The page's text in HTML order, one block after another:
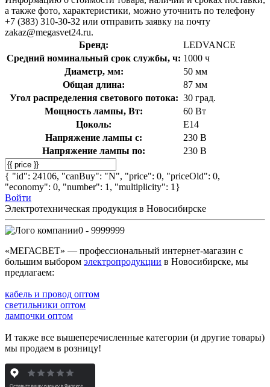
а также фото, характеристики, можно уточнить по телефону
+7 (383) 310-30-32 или отправить заявку на почту
zakaz@megasvet24.ru.
Бренд:
LEDVANCE
Средний номинальный срок службы, ч: 1000 ч
Диаметр, мм:
50 мм
Общая длина:
87 мм
Угол распределения светового потока: 30 град.
Мощность лампы, Вт:
60 Вт
Цоколь:
E14
Напряжение лампы с:
230 В
Напряжение лампы по:
230 В
{ "id": 24106, "canBuy": "N", "price": 0, "priceOld": 0,
"economy": 0, "number": 1, "multiplicity": 1}
Войти
Электротехническая продукция в Новосибирске
0 - 9999999
«МЕГАСВЕТ» — профессиональный интернет-магазин с
большим выбором электропродукции в Новосибирске, мы
предлагаем:
кабель и провод оптом
светильники оптом
лампочки оптом
И также все вышеперечисленные категории (и другие товары)
мы продаем в розницу!